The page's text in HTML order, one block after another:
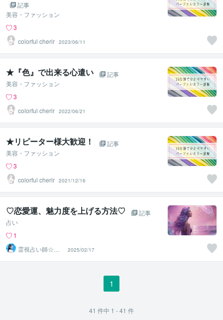
記事
美容・ファッション
3
colorful cherir 2023/06/11
★『色』で出来る心遣い
記事
美容・ファッション
3
colorful cherir 2022/06/21
★リピーター様大歓迎！
記事
美容・ファッション
3
colorful cherir 2021/12/16
♡恋愛運、魅力度を上げる方法♡
記事
占い
1
霊視占い師☆澪
☆
2025/02/17
1
41 件中 1 - 41 件